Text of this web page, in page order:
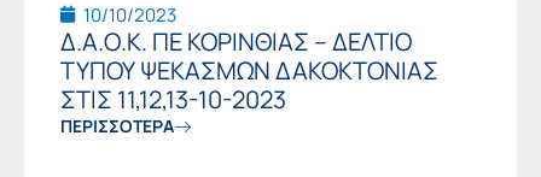
10/10/2023
Δ.Α.Ο.Κ. ΠΕ ΚΟΡΙΝΘΙΑΣ – ΔΕΛΤΙΟ
ΤΥΠΟΥ ΨΕΚΑΣΜΩΝ ΔΑΚΟΚΤΟΝΙΑΣ
ΣΤΙΣ 11,12,13-10-2023
ΠΕΡΙΣΣΟΤΕΡΑ